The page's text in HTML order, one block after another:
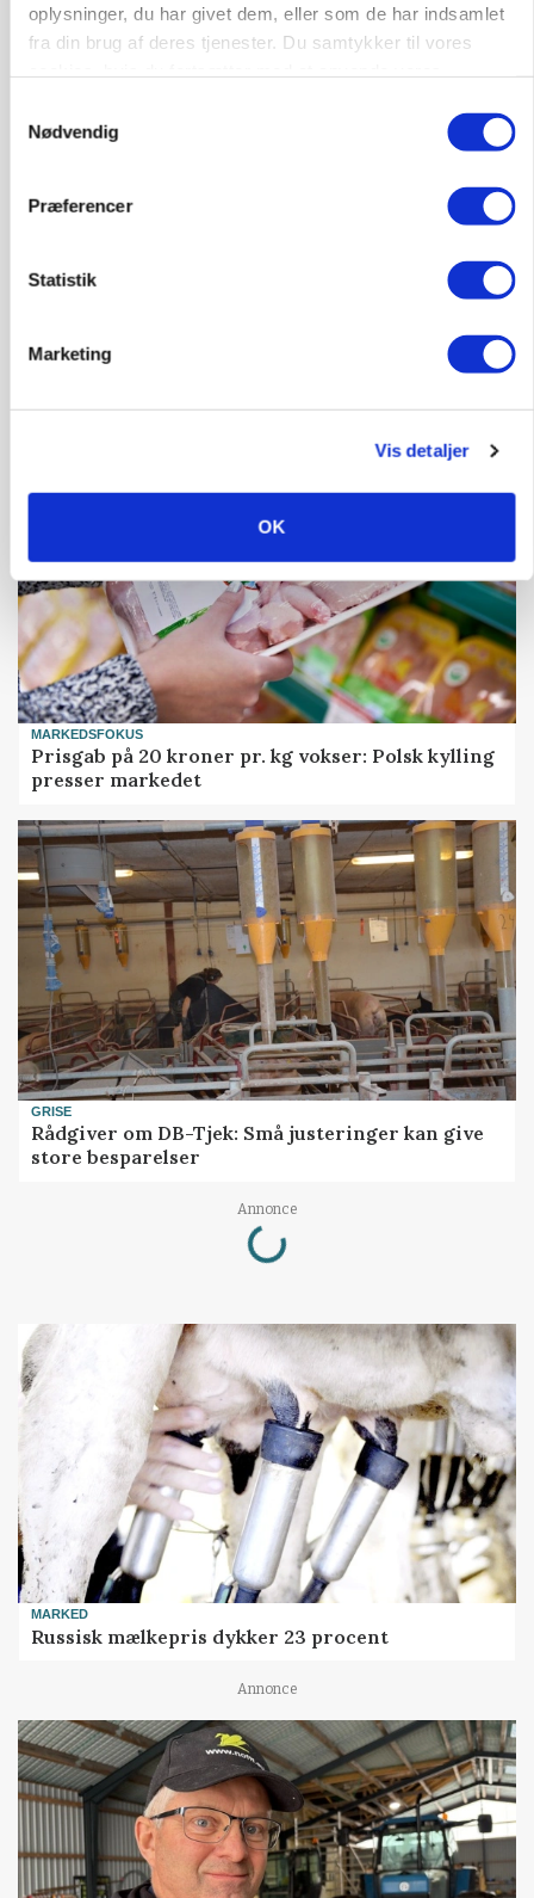
oplysninger, du har givet dem, eller som de har indsamlet
fra din brug af deres tjenester. Du samtykker til vores
Nødvendig
Præferencer
Statistik
Marketing
Vis detaljer
OK
BUSINESS
MARKEDSFOKUS
Prisgab på 20 kroner pr. kg vokser: Polsk kylling
presser markedet
GRISE
Rådgiver om DB-Tjek: Små justeringer kan give
store besparelser
Annonce
Loading...
MARKED
Russisk mælkepris dykker 23 procent
Annonce